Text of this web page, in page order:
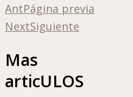
AntPágina previa
NextSiguiente
Mas
articULOS